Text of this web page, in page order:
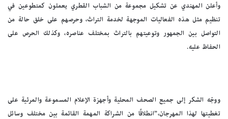
وأعلن المهندي عن تشكيل مجموعة من الشباب القطري يعملون كمتطوعين في
تنظيم مثل هذه الفعاليات الموجهة لخدمة التراث، وحرصهم على خلق حالة من
التواصل بين الجمهور وتوعيتهم بالتراث بمختلف عناصره، وكذلك الحرص على
الحفاظ عليه.
ووجّه الشكر إلى جميع الصحف المحلية وأجهزة الإعلام المسموعة والمرئية على
تغطيتها لهذا المهرجان،”انطلاقًا من الشراكة المهمة القائمة بين مختلف وسائل